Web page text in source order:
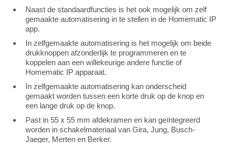
Naast de standaardfuncties is het ook mogelijk om zelf
gemaakte automatisering in te stellen in de Homematic IP
app.
In zelfgemaakte automatisering is het mogelijk om beide
drukknoppen afzonderlijk te programmeren en te
koppelen aan een willekeurige andere functie of
Homematic IP apparaat.
In zelfgemaakte automatisering kan onderscheid
gemaakt worden tussen een korte druk op de knop en
een lange druk op de knop.
Past in 55 x 55 mm afdekramen en kan geïntegreerd
worden in schakelmateriaal van Gira, Jung, Busch-
Jaeger, Merten en Berker.